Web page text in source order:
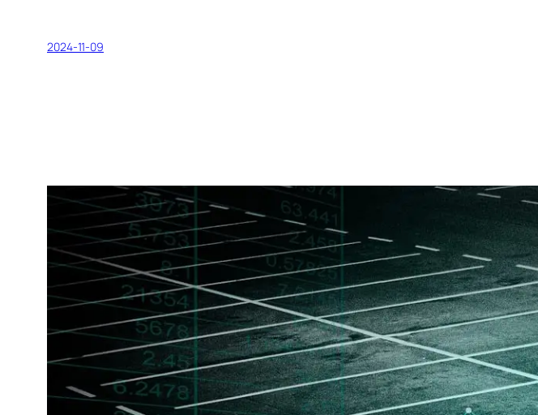
2024-11-09